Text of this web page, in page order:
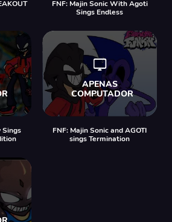
FNF: Majin Sonic With Agoti
Sings Endless
Sings
FNF: Majin Sonic and AGOTI
sings Termination